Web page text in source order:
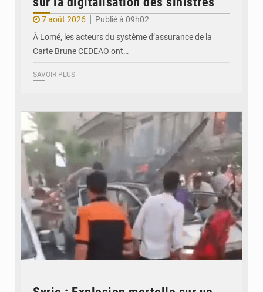
7 août 2026
Publié à 09h02
À Lomé, les acteurs du système d’assurance de la
Carte Brune CEDEAO ont…
SAVOIR PLUS